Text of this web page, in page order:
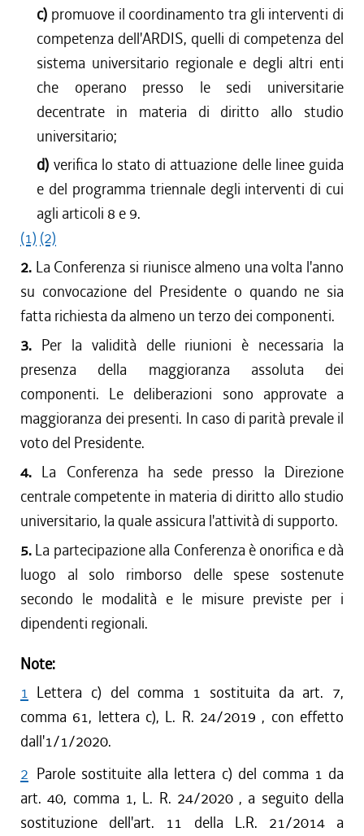
c) promuove il coordinamento tra gli interventi di
competenza dell'ARDIS, quelli di competenza del
sistema universitario regionale e degli altri enti
che operano presso le sedi universitarie
decentrate in materia di diritto allo studio
universitario;
d) verifica lo stato di attuazione delle linee guida
e del programma triennale degli interventi di cui
agli articoli 8 e 9.
(1) (2)
2. La Conferenza si riunisce almeno una volta l'anno
su convocazione del Presidente o quando ne sia
fatta richiesta da almeno un terzo dei componenti.
3. Per la validità delle riunioni è necessaria la
presenza della maggioranza assoluta dei
componenti. Le deliberazioni sono approvate a
maggioranza dei presenti. In caso di parità prevale il
voto del Presidente.
4. La Conferenza ha sede presso la Direzione
centrale competente in materia di diritto allo studio
universitario, la quale assicura l'attività di supporto.
5. La partecipazione alla Conferenza è onorifica e dà
luogo al solo rimborso delle spese sostenute
secondo le modalità e le misure previste per i
dipendenti regionali.
Note:
1 Lettera c) del comma 1 sostituita da art. 7,
comma 61, lettera c), L. R. 24/2019 , con effetto
dall'1/1/2020.
2 Parole sostituite alla lettera c) del comma 1 da
art. 40, comma 1, L. R. 24/2020 , a seguito della
sostituzione dell'art. 11 della L.R. 21/2014 a